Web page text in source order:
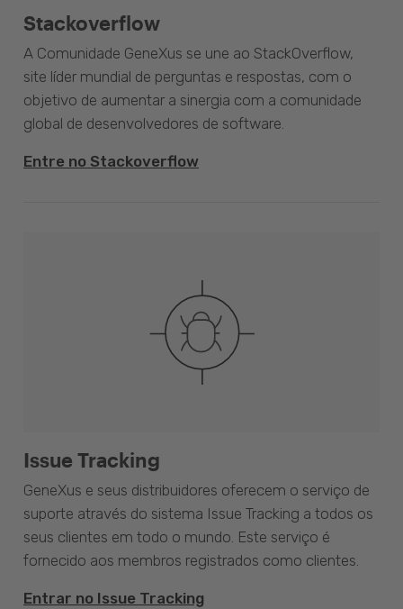
Stackoverflow
A Comunidade GeneXus se une ao StackOverflow,
site líder mundial de perguntas e respostas, com o
objetivo de aumentar a sinergia com a comunidade
global de desenvolvedores de software.
Entre no Stackoverflow
Issue Tracking
GeneXus e seus distribuidores oferecem o serviço de
suporte através do sistema Issue Tracking a todos os
seus clientes em todo o mundo. Este serviço é
fornecido aos membros registrados como clientes.
Entrar no Issue Tracking